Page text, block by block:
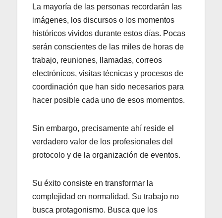
La mayoría de las personas recordarán las
imágenes, los discursos o los momentos
históricos vividos durante estos días. Pocas
serán conscientes de las miles de horas de
trabajo, reuniones, llamadas, correos
electrónicos, visitas técnicas y procesos de
coordinación que han sido necesarios para
hacer posible cada uno de esos momentos.
Sin embargo, precisamente ahí reside el
verdadero valor de los profesionales del
protocolo y de la organización de eventos.
Su éxito consiste en transformar la
complejidad en normalidad. Su trabajo no
busca protagonismo. Busca que los